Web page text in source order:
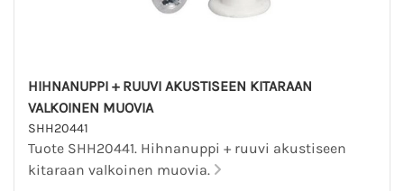
HIHNANUPPI + RUUVI AKUSTISEEN KITARAAN
VALKOINEN MUOVIA
SHH20441
Tuote SHH20441. Hihnanuppi + ruuvi akustiseen
kitaraan valkoinen muovia.